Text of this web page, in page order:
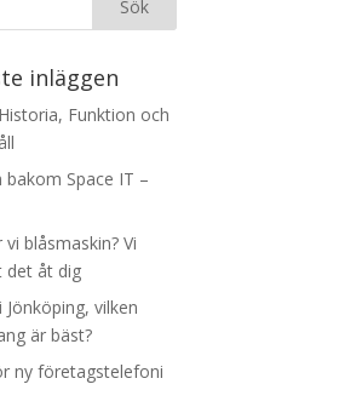
inläggen
Funktion och
bakom Space IT –
vi blåsmaskin? Vi
det åt dig
Jönköping, vilken
är bäst?
ny företagstelefoni